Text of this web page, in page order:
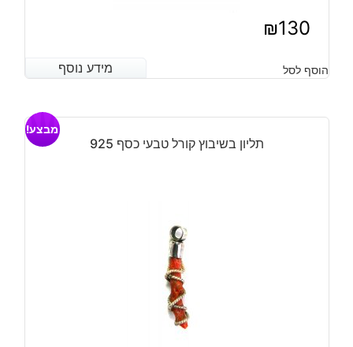
₪130
מידע נוסף הוסף לסל מידע נוסף
תליון בשיבוץ קורל טבעי כסף 925
מבצע!